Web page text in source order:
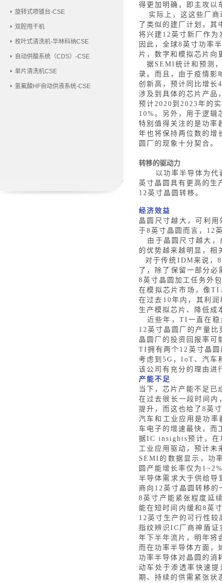
旋转式喷镀台-CSE
双腔甩干机
枚叶式清洗机-华林科纳CSE
自动供酸系统（CDS）-CSE
单片清洗机CSE
氢氟酸HF自动供液系统-CSE
得更加明确，即主攻以
实际上，这这些厂
了类似的建厂计划，
将兴建12英寸新厂作为
因此，全球8英寸功率
片，数字和模拟芯片向
据 SEMI统计和预测
录。而且，由于疫情影
创新高，预计同比增长
涉及到具体的芯片产品
预计2020到2023年的
10%。另外，用于逻辑
特别值得关注的是功率
年也将保持两位数的增
圆厂的现象十分契合。
转移的驱动力
以功率半导体为代
英寸晶圆具有更高的生
12英寸晶圆转移。
经济效益
晶圆尺寸越大，可利用
于8英寸晶圆而言，12
由于晶圆尺寸越大
的优势越来越明显，相
对于传统 IDM来说，
了，除了保留一部分
8英寸晶圆加工任务外
在模拟芯片市场，像TI
在过去10年内，其利
生产模拟芯片、降低成
近些年， TI一直在稳
12英寸晶圆厂的产量
晶圆厂的投资回报率可
TI拥有两个12英寸晶
考虑到5G，IoT、汽车
该公司有充分的理由进
产能不足
当下，芯片产能不足已
在过去很长一段时间内
提升，而这也给了8英
汽车和工业应用是功率
车电子的增速最快，而
据IC insights预计，在
工业应用驱动，预计未
SEMI的数据显示，功
圆产能增长率仅为
半导体需求大于供给导
商向12英寸晶圆转移的
8英寸产能紧张程度延
能在短时间内缓和8英
12英寸生产的可行性较
指纹辨识IC厂商神盾证
年下半年流片，明年将
而在功率半导体方面，
功率半导体对晶圆的消
动车处于渗透率快速
期、持续的供需紧张状